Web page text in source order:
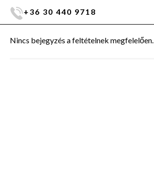
+36 30 440 9718
Nincs bejegyzés a feltételnek megfelelően.